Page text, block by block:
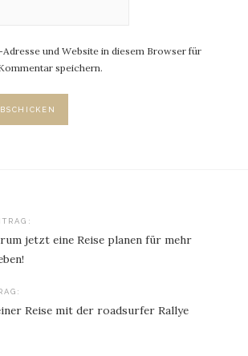
und Website in diesem Browser für
speichern.
jetzt eine Reise planen für mehr
Reise mit der roadsurfer Rallye